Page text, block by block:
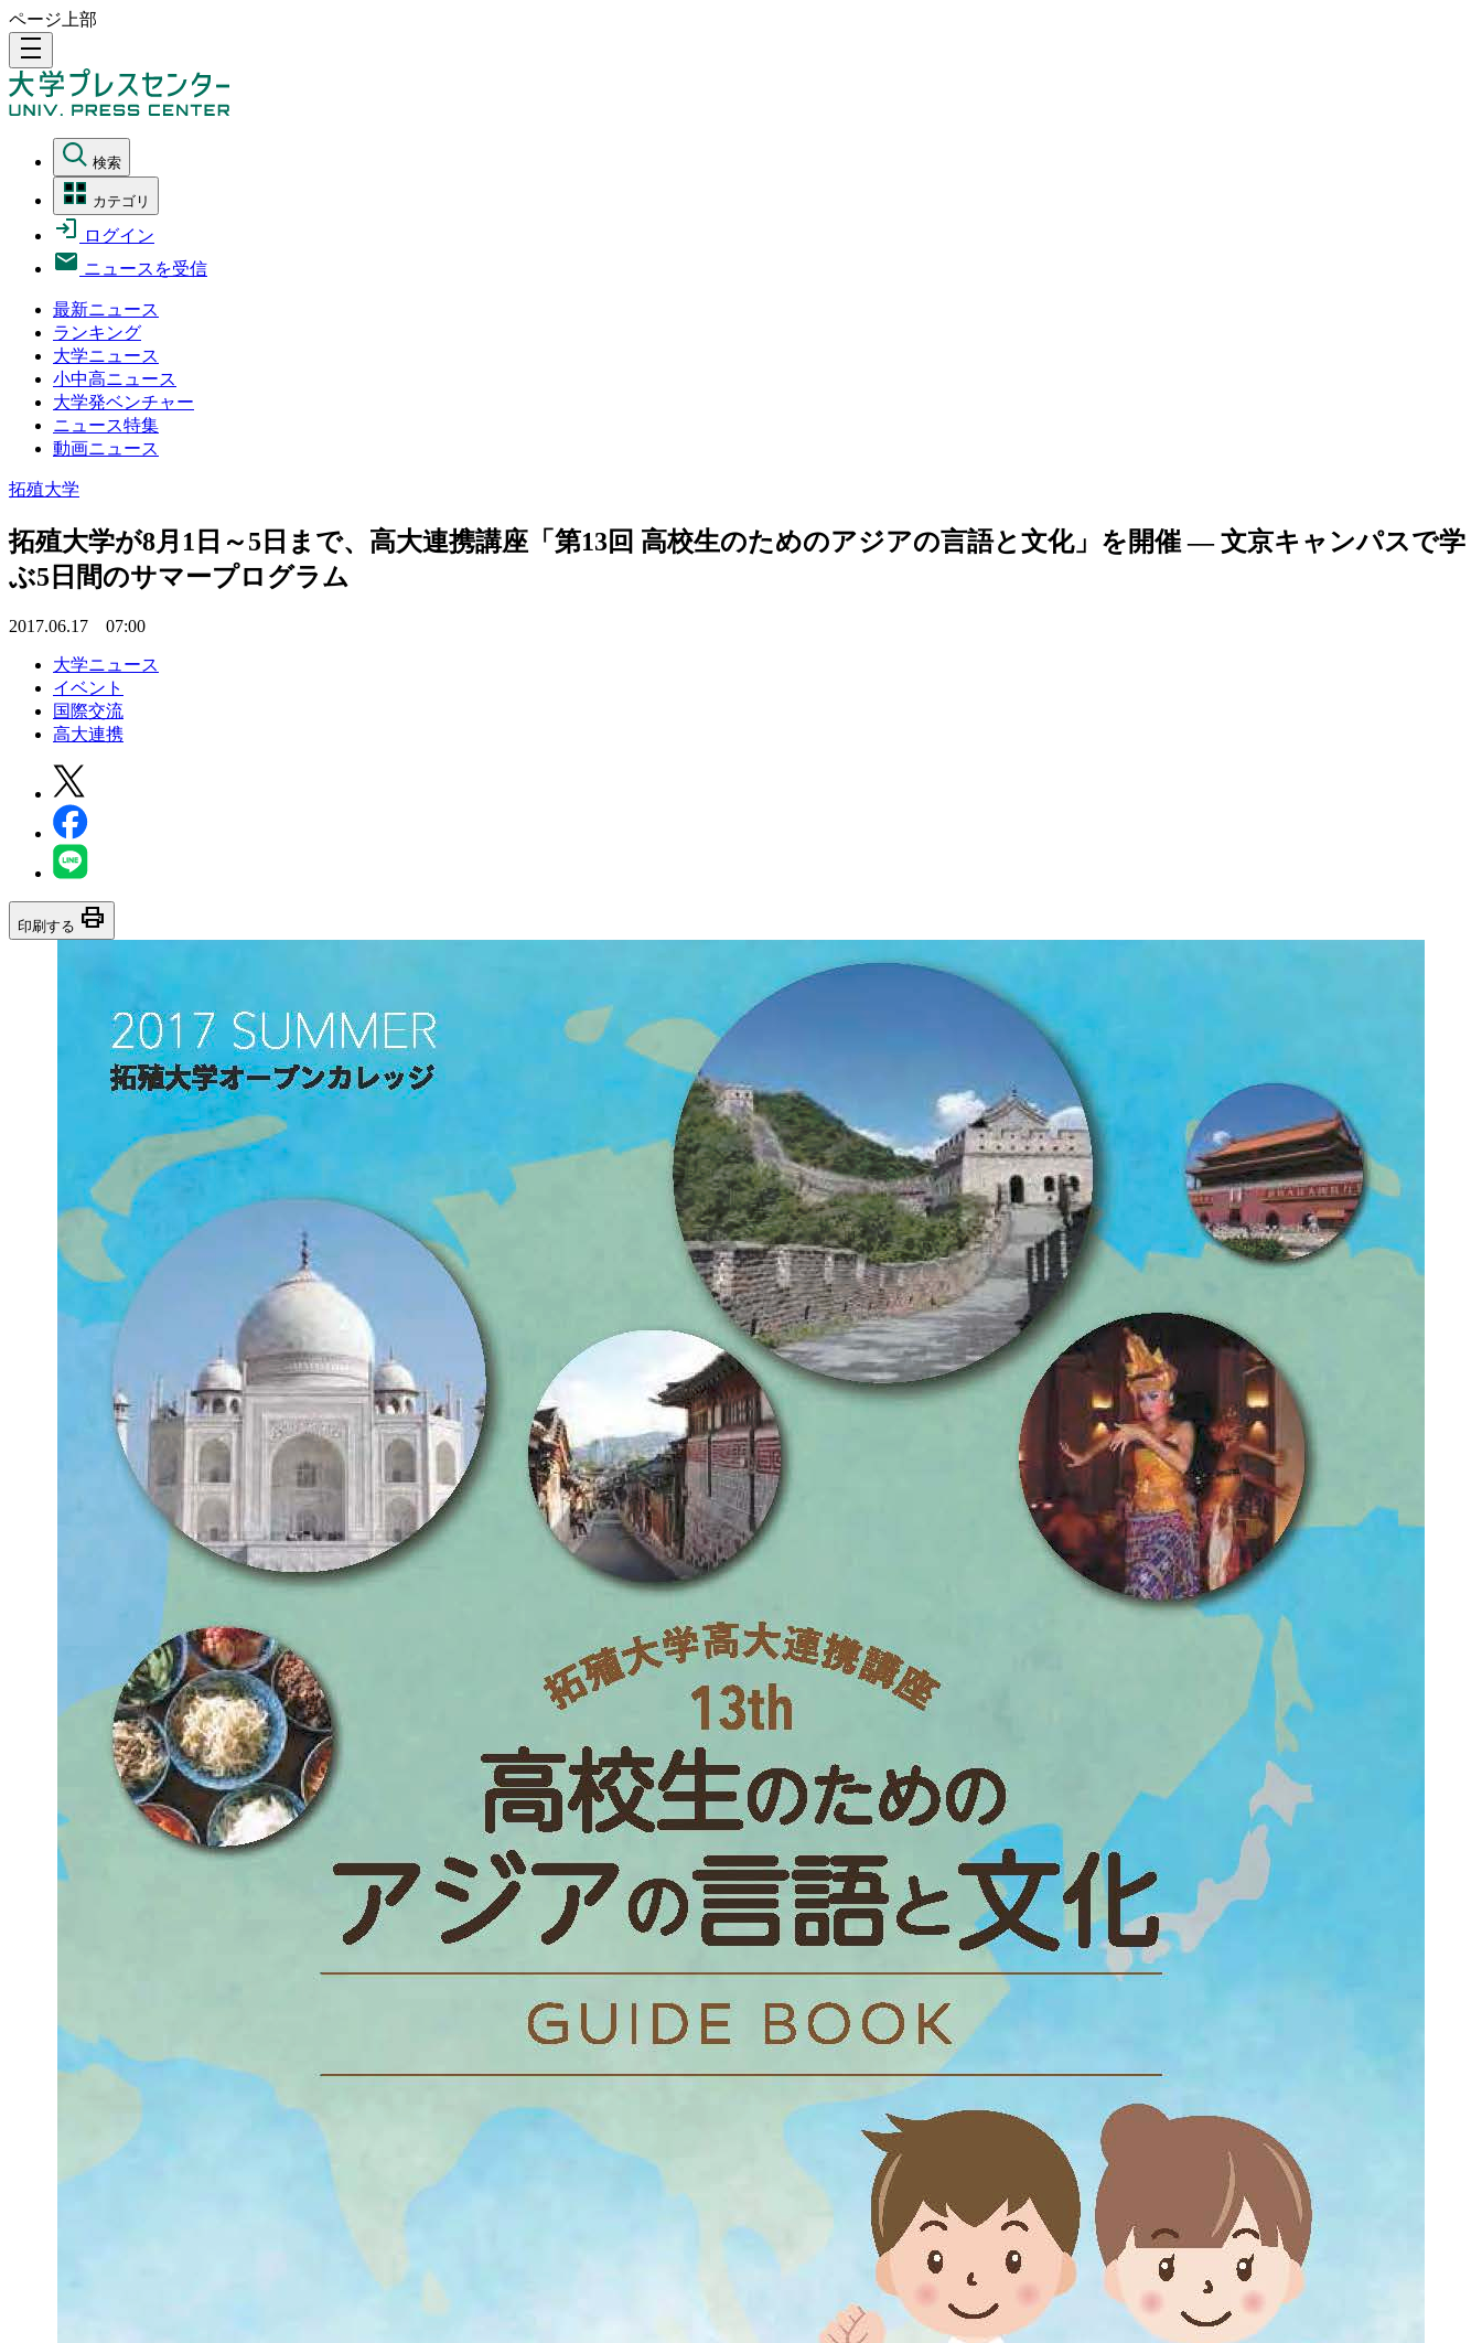
ページ上部
density_medium
検索
カテゴリ
ログイン
ニュースを受信
最新ニュース
ランキング
大学ニュース
小中高ニュース
大学発ベンチャー
ニュース特集
動画ニュース
拓殖大学
拓殖大学が8月1日～5日まで、高大連携講座「第13回 高校生のためのアジアの言語と文化」を開催 — 文京キャンパスで学
ぶ5日間のサマープログラム
2017.06.17 07:00
大学ニュース
イベント
国際交流
高大連携
印刷する print